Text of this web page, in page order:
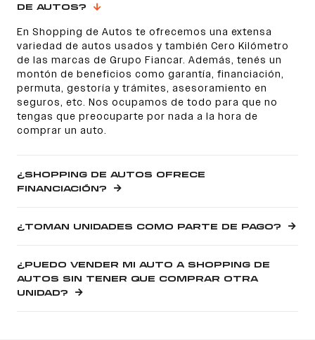
DE AUTOS?
En Shopping de Autos te ofrecemos una extensa
variedad de autos usados y también Cero Kilómetro
de las marcas de Grupo Fiancar. Además, tenés un
montón de beneficios como garantía, financiación,
permuta, gestoría y trámites, asesoramiento en
seguros, etc. Nos ocupamos de todo para que no
tengas que preocuparte por nada a la hora de
comprar un auto.
¿SHOPPING DE AUTOS OFRECE
FINANCIACIÓN?
¿TOMAN UNIDADES COMO PARTE DE PAGO?
¿PUEDO VENDER MI AUTO A SHOPPING DE
AUTOS SIN TENER QUE COMPRAR OTRA
UNIDAD?